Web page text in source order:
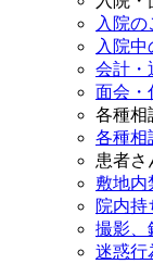
入院の
入院
会計・
面会・
各種相
各種相
患者さ
敷地内
院内持
撮影、
迷惑行